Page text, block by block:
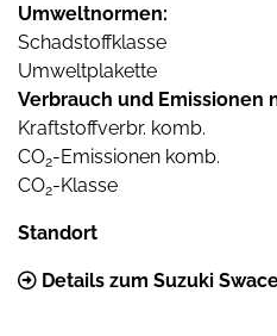
Umweltnormen:
Schadstoffklasse
Umweltplakette
Verbrauch und Emissionen
Kraftstoffverbr. komb.
CO2-Emissionen komb.
CO2-Klasse
Standort
Details zum Suzuki